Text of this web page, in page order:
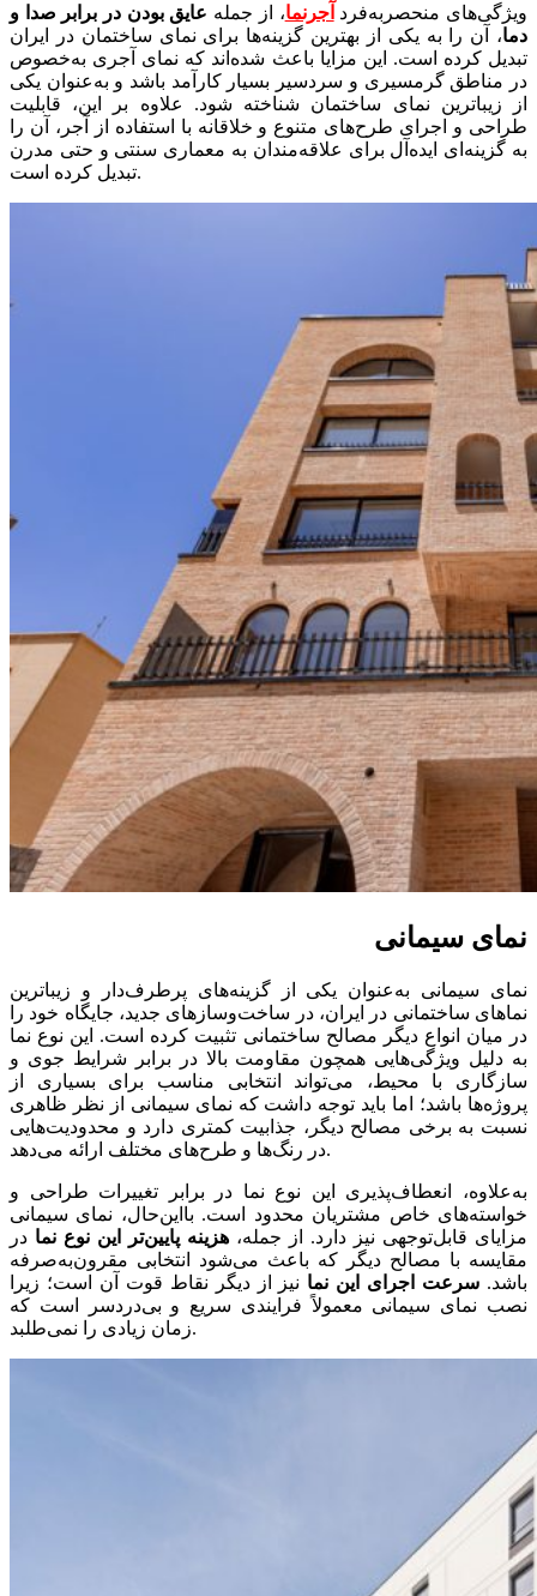
ویژگی‌های منحصربه‌فرد آجرنما، از جمله عایق بودن در برابر صدا و
دما، آن را به یکی از بهترین گزینه‌ها برای نمای ساختمان در ایران
تبدیل کرده است. این مزایا باعث شده‌اند که نمای آجری به‌خصوص
در مناطق گرمسیری و سردسیر بسیار کارآمد باشد و به‌عنوان یکی
از زیباترین نمای ساختمان شناخته شود. علاوه بر این، قابلیت
طراحی و اجرای طرح‌های متنوع و خلاقانه با استفاده از آجر، آن را
به گزینه‌ای ایده‌آل برای علاقه‌مندان به معماری سنتی و حتی مدرن
تبدیل کرده است.
نمای سیمانی
نمای سیمانی به‌عنوان یکی از گزینه‌های پرطرف‌دار و زیباترین
نماهای ساختمانی در ایران، در ساخت‌وسازهای جدید، جایگاه خود را
در میان انواع دیگر مصالح ساختمانی تثبیت کرده است. این نوع نما
به دلیل ویژگی‌هایی همچون مقاومت بالا در برابر شرایط جوی و
سازگاری با محیط، می‌تواند انتخابی مناسب برای بسیاری از
پروژه‌ها باشد؛ اما باید توجه داشت که نمای سیمانی از نظر ظاهری
نسبت به برخی مصالح دیگر، جذابیت کمتری دارد و محدودیت‌هایی
در رنگ‌ها و طرح‌های مختلف ارائه می‌دهد.
به‌علاوه، انعطاف‌پذیری این نوع نما در برابر تغییرات طراحی و
خواسته‌های خاص مشتریان محدود است. بااین‌حال، نمای سیمانی
مزایای قابل‌توجهی نیز دارد. از جمله، هزینه پایین‌تر این نوع نما در
مقایسه با مصالح دیگر که باعث می‌شود انتخابی مقرون‌به‌صرفه
باشد. سرعت اجرای این نما نیز از دیگر نقاط قوت آن است؛ زیرا
نصب نمای سیمانی معمولاً فرایندی سریع و بی‌دردسر است که
زمان زیادی را نمی‌طلبد.